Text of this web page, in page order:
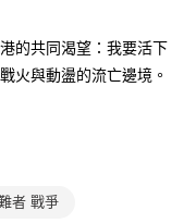
每月結算日後寄送繳費提
台灣大直營門市／銀行轉
由商店將買賣／分期付款
目的，商店將以您的個人
轉至「AFTEE先享後付」
成結帳。
您需要取消訂單，請聯絡
有效，需透過AFTEE先享
頁面顯示為準，若有關於
適用於郵局i郵箱）
的共同渴望：我要活下
火與動盪的流亡邊境。
者 戰爭